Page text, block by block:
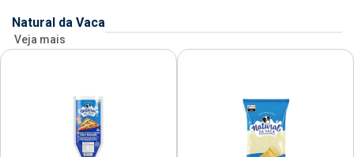
Natural da Vaca
Veja mais